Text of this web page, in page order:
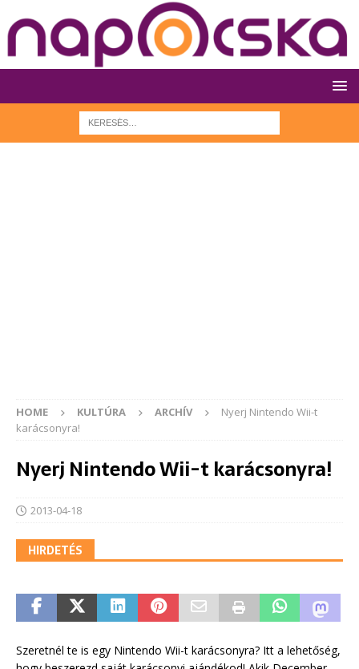
HOME KULTÚRA ARCHÍV
Nyerj Nintendo Wii-t
karácsonyra!
Nyerj Nintendo Wii-t karácsonyra!
2013-04-18
HIRDETÉS
Szeretnél te is egy Nintendo Wii-t karácsonyra? Itt a lehetőség,